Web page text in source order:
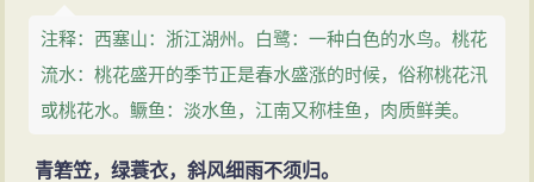
注释：西塞山：浙江湖州。白鹭：一种白色的水鸟。桃花
流水：桃花盛开的季节正是春水盛涨的时候，俗称桃花汛
或桃花水。鳜鱼：淡水鱼，江南又称桂鱼，肉质鲜美。
青箬笠，绿蓑衣，斜风细雨不须归。